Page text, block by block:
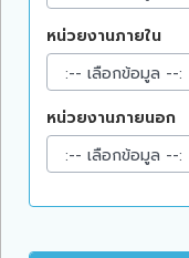
หน่วยงานภายใน
หน่วยงานภายนอก